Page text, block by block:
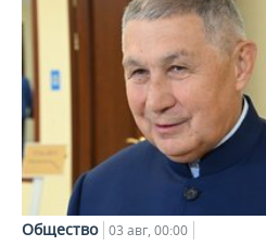
Общество 03 авг, 00:00